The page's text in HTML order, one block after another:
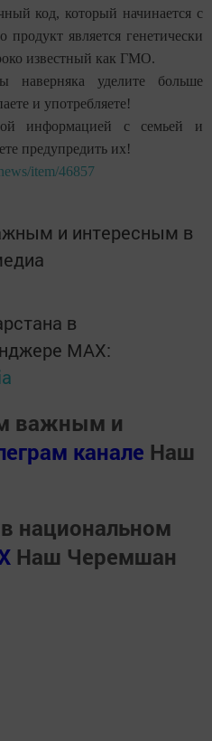
код, который начинается с
продукт является генетически
известный как ГМО.
наверняка уделите больше
и употребляете!
информацией с семьей и
предупредить их!
item/46857
и интересным в
в
MАХ:
важным и
канале Наш
национальном
Наш Черемшан